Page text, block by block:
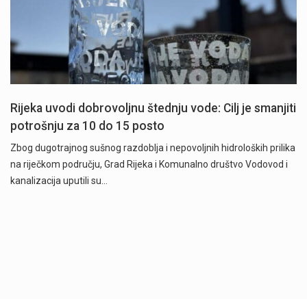
Rijeka uvodi dobrovoljnu štednju vode: Cilj je smanjiti
potrošnju za 10 do 15 posto
Zbog dugotrajnog sušnog razdoblja i nepovoljnih hidroloških prilika
na riječkom području, Grad Rijeka i Komunalno društvo Vodovod i
kanalizacija uputili su…